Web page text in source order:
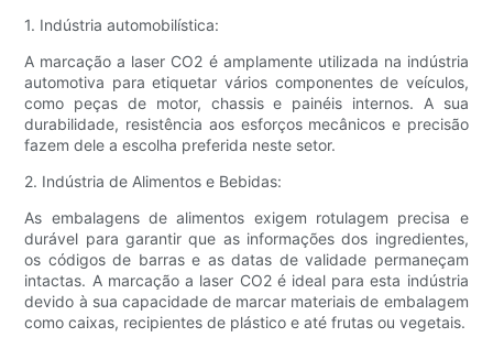
1. Indústria automobilística:
A marcação a laser CO2 é amplamente utilizada na indústria
automotiva para etiquetar vários componentes de veículos,
como peças de motor, chassis e painéis internos. A sua
durabilidade, resistência aos esforços mecânicos e precisão
fazem dele a escolha preferida neste setor.
2. Indústria de Alimentos e Bebidas:
As embalagens de alimentos exigem rotulagem precisa e
durável para garantir que as informações dos ingredientes,
os códigos de barras e as datas de validade permaneçam
intactas. A marcação a laser CO2 é ideal para esta indústria
devido à sua capacidade de marcar materiais de embalagem
como caixas, recipientes de plástico e até frutas ou vegetais.